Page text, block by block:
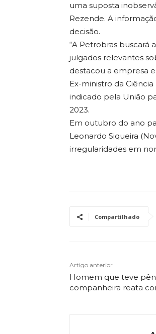
uma suposta
Rezende. A
decisão.
“A Petrobras buscará
julgados relevantes
destacou a empresa
Ex-ministro da
indicado pela União
2023.
Em outubro do ano
Leonardo Siqueira
irregularidades em
Compartilhado
Artigo anterior
Homem que teve
companheira reata